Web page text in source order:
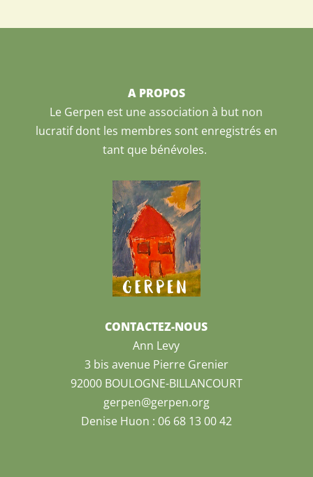
A PROPOS
Le Gerpen est une association à but non
lucratif dont les membres sont enregistrés en
tant que bénévoles.
CONTACTEZ-NOUS
Ann Levy
3 bis avenue Pierre Grenier
92000 BOULOGNE-BILLANCOURT
gerpen@gerpen.org
Denise Huon : 06 68 13 00 42